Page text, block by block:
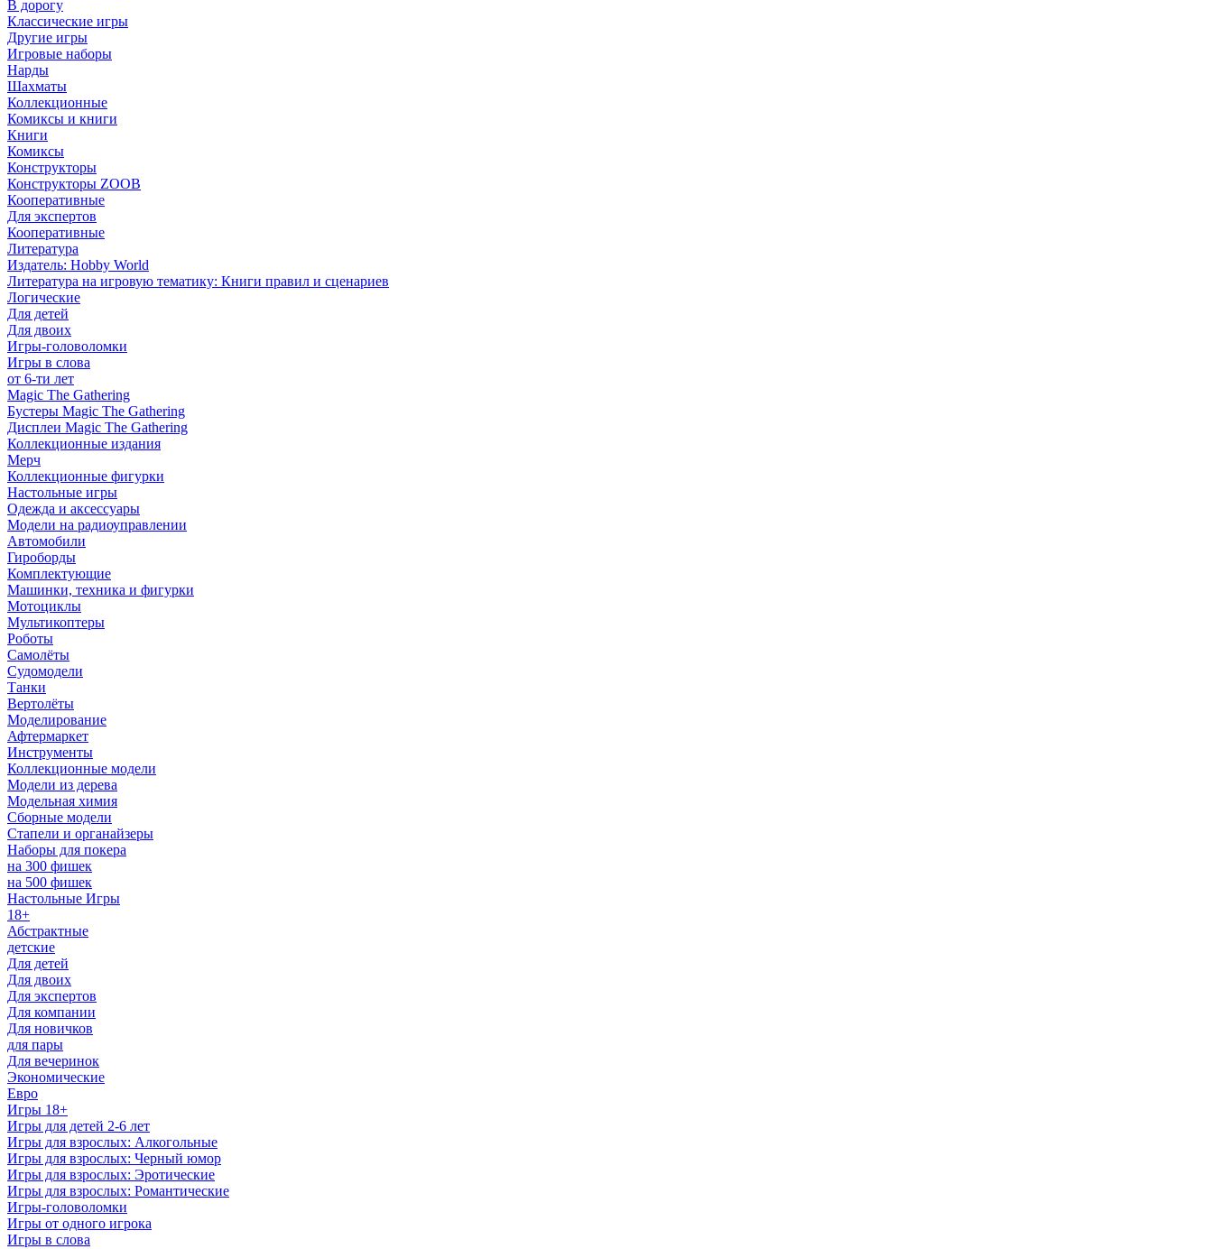
В дорогу
Классические игры
Другие игры
Игровые наборы
Нарды
Шахматы
Коллекционные
Комиксы и книги
Книги
Комиксы
Конструкторы
Конструкторы ZOOB
Кооперативные
Для экспертов
Кооперативные
Литература
Издатель: Hobby World
Литература на игровую тематику: Книги правил и сценариев
Логические
Для детей
Для двоих
Игры-головоломки
Игры в слова
от 6-ти лет
Magic The Gathering
Бустеры Magic The Gathering
Дисплеи Magic The Gathering
Коллекционные издания
Мерч
Коллекционные фигурки
Настольные игры
Одежда и аксессуары
Модели на радиоуправлении
Автомобили
Гироборды
Комплектующие
Машинки, техника и фигурки
Мотоциклы
Мультикоптеры
Роботы
Самолёты
Судомодели
Танки
Вертолёты
Моделирование
Афтермаркет
Инструменты
Коллекционные модели
Модели из дерева
Модельная химия
Сборные модели
Стапели и органайзеры
Наборы для покера
на 300 фишек
на 500 фишек
Настольные Игры
18+
Абстрактные
детские
Для детей
Для двоих
Для экспертов
Для компании
Для новичков
для пары
Для вечеринок
Экономические
Евро
Игры 18+
Игры для детей 2-6 лет
Игры для взрослых: Алкогольные
Игры для взрослых: Черный юмор
Игры для взрослых: Эротические
Игры для взрослых: Романтические
Игры-головоломки
Игры от одного игрока
Игры в слова